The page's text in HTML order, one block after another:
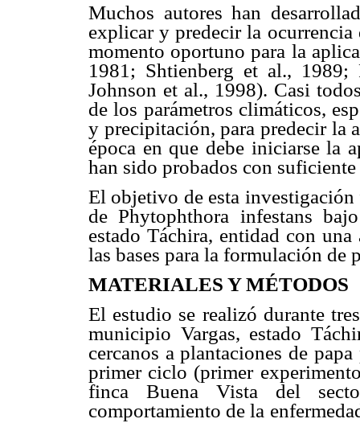
Muchos autores han
explicar y predecir la
momento oportuno para la
1981; Shtienberg et al., 1989;
Johnson et al., 1998). Casi
de los parámetros climáticos,
y precipitación, para predecir la
época en que debe iniciarse la
han sido probados con
El objetivo de esta
de Phytophthora infestans
estado Táchira, entidad con
las bases para la formulación de
MATERIALES Y MÉTODOS
El estudio se realizó durante
municipio Vargas, estado
cercanos a plantaciones de
primer ciclo (primer
finca Buena Vista del
comportamiento de la